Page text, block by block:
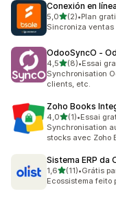
Conexión en
5,0étoile(s) sur 5
(2)
2 avis au total
•Plan
Sincroniza ventas
OdooSyncO ‑
4,5étoile(s) sur 5
(8)
8 avis au total
•Essai
Synchronisation
clients, etc.
Zoho Books
4,0étoile(s) sur 5
(1)
1 avis au total
•Essai
Synchronisation
stocks avec Zoho
Sistema ERP da
1,6étoile(s) sur 5
(11)
11 avis au total
•Grátis
Ecossistema feito